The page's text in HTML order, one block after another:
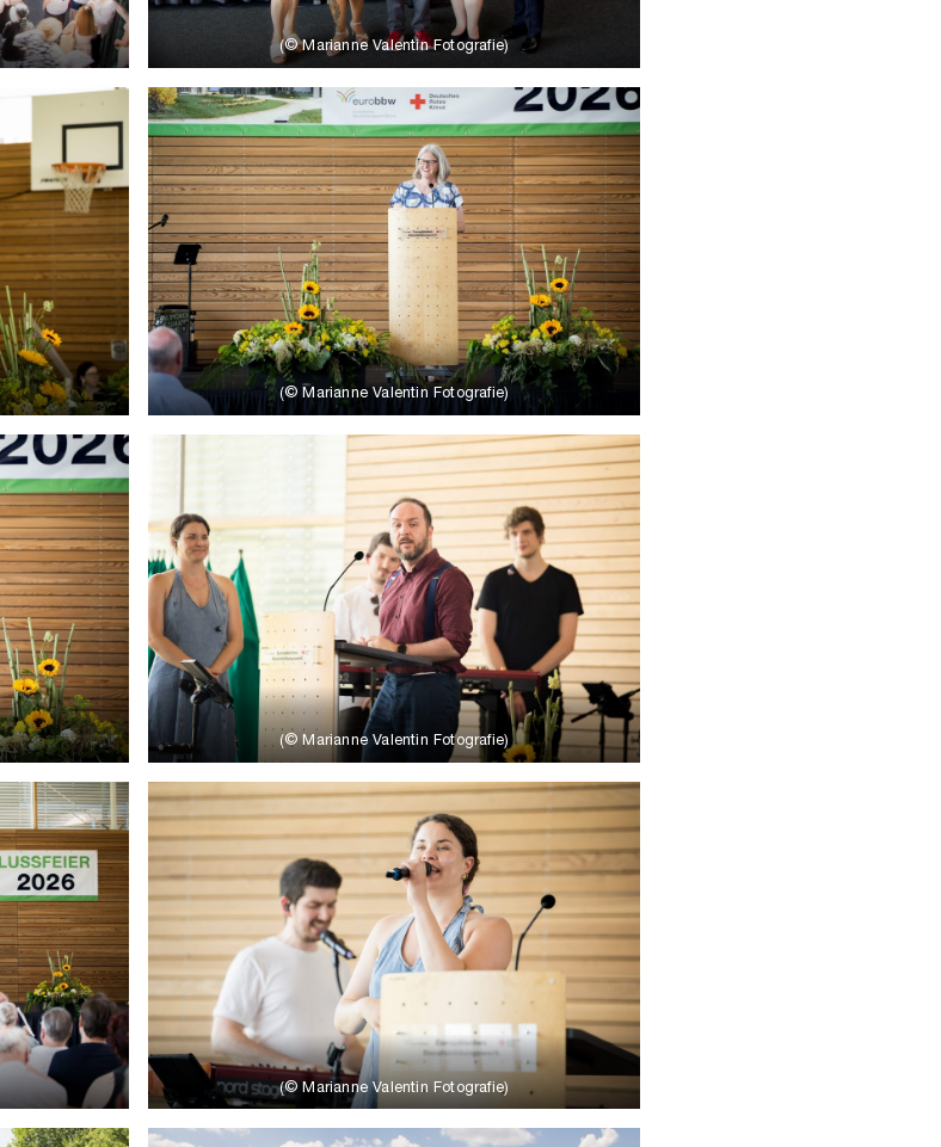
(© Marianne Valentin Fotografie)
(© Marianne Valentin Fotografie)
(© Marianne Valentin Fotografie)
(© Marianne Valentin Fotografie)